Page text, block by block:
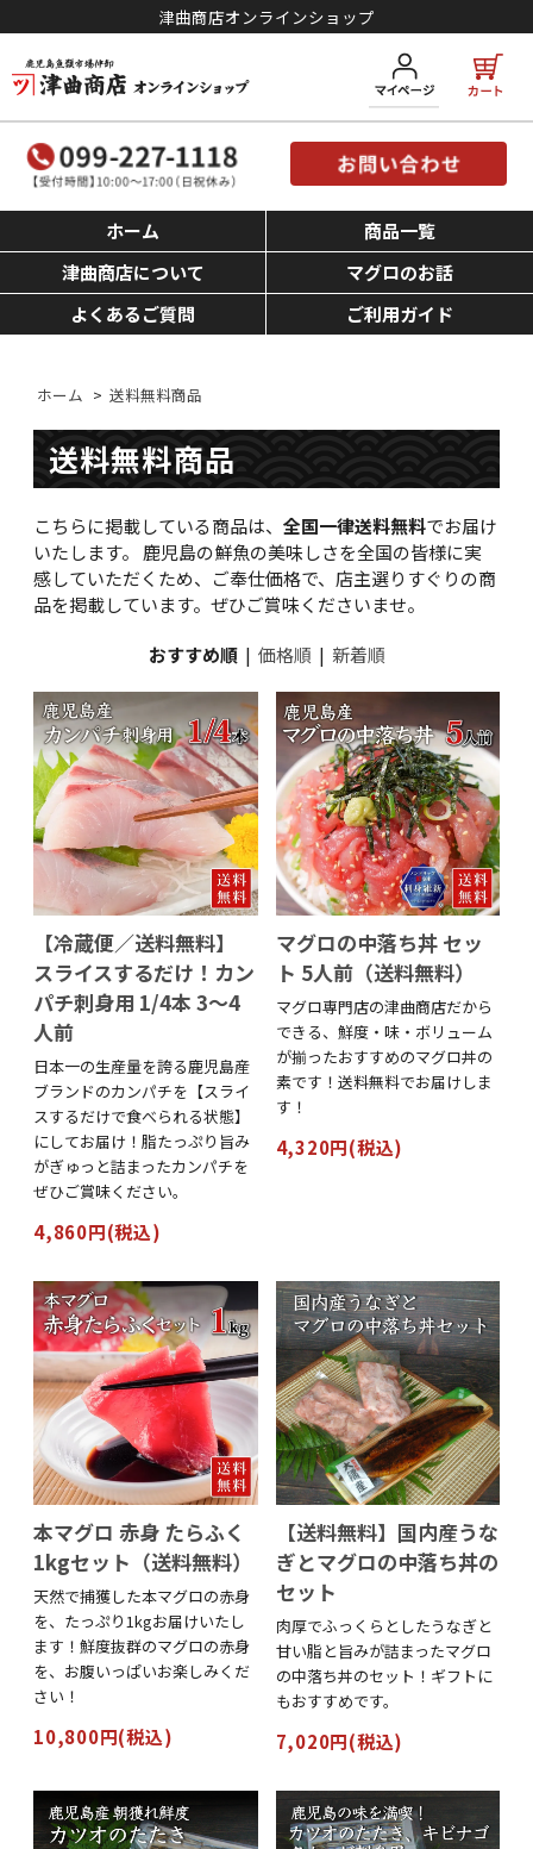
津曲商店オンラインショップ
ホーム
商品一覧
津曲商店について
マグロのお話
よくあるご質問
ご利用ガイド
ホーム > 送料無料商品
送料無料商品
こちらに掲載している商品は、全国一律送料無料でお届け
いたします。 鹿児島の鮮魚の美味しさを全国の皆様に実
感していただくため、ご奉仕価格で、店主選りすぐりの商
品を掲載しています。ぜひご賞味くださいませ。
おすすめ順| 価格順 | 新着順
【冷蔵便／送料無料】
スライスするだけ！カン
パチ刺身用 1/4本 3～4
人前
日本一の生産量を誇る鹿児島産
ブランドのカンパチを【スライ
スするだけで食べられる状態】
にしてお届け！脂たっぷり旨み
がぎゅっと詰まったカンパチを
ぜひご賞味ください。
4,860円(税込)
マグロの中落ち丼 セッ
ト 5人前（送料無料）
マグロ専門店の津曲商店だから
できる、鮮度・味・ボリューム
が揃ったおすすめのマグロ丼の
素です！送料無料でお届けしま
す！
4,320円(税込)
本マグロ 赤身 たらふく
1kgセット（送料無料）
天然で捕獲した本マグロの赤身
を、たっぷり1kgお届けいたし
ます！鮮度抜群のマグロの赤身
を、お腹いっぱいお楽しみくだ
さい！
10,800円(税込)
【送料無料】国内産うな
ぎとマグロの中落ち丼の
セット
肉厚でふっくらとしたうなぎと
甘い脂と旨みが詰まったマグロ
の中落ち丼のセット！ギフトに
もおすすめです。
7,020円(税込)